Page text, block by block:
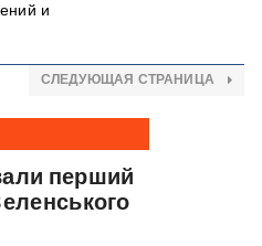
и
СЛЕДУЮЩАЯ СТРАНИЦА
перший